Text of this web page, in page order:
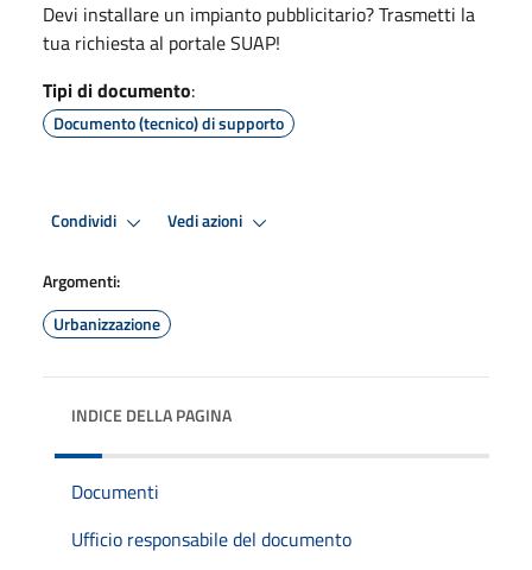
Devi installare un impianto pubblicitario? Trasmetti la
tua richiesta al portale SUAP!
Tipi di documento:
Documento (tecnico) di supporto
Condividi Vedi azioni
Argomenti:
Urbanizzazione
INDICE DELLA PAGINA
Documenti
Ufficio responsabile del documento